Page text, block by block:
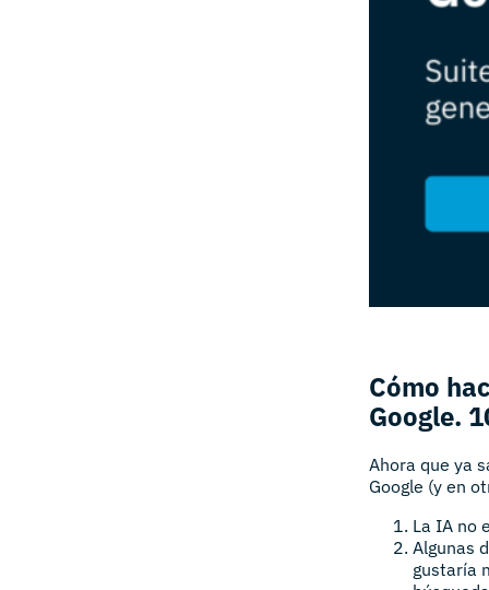
Cómo
Google.
Ahora que ya
Google (y en
La IA no
Algunas
gustaría